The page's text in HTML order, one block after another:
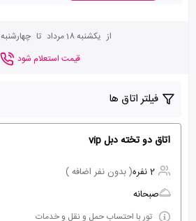
از یکشنبه 18 مرداد تا چهارشنبه 21 مرداد
قیمت استعلام شود
فیلتر اتاق ها
اتاق دو تخته دبل vip
2 نفره
( بدون نفر اضافه )
صبحانه
تور با احتساب حمل و نقل و خدمات